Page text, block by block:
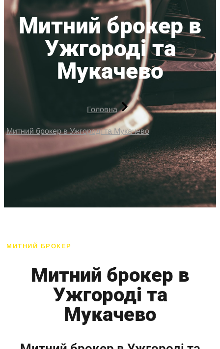
Митний брокер в
Ужгороді та
Мукачево
Головна
Митний брокер в Ужгороді та Мукачево
МИТНИЙ БРОКЕР
Митний брокер в
Ужгороді та
Мукачево